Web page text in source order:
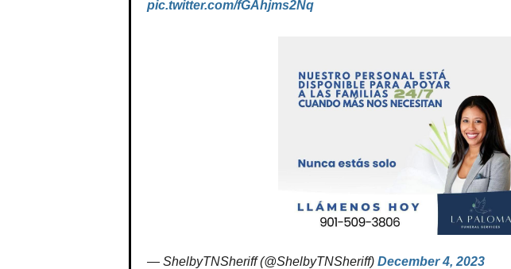
pic.twitter.com/fGAhjms2Nq
— ShelbyTNSheriff (@ShelbyTNSheriff)December 4, 2023